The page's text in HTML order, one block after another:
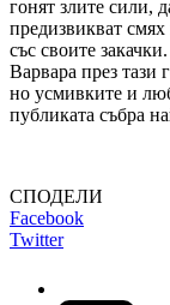
гонят злите сили,
предизвикват
със своите
Варвара през тази
но усмивките и
публиката събра
СПОДЕЛИ
Facebook
Twitter